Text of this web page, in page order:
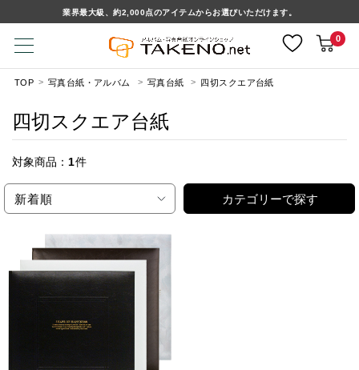
業界最大級、約2,000点のアイテムからお選びいただけます。
0
TOP 写真台紙・アルバム 写真台紙 四切スクエア台紙
四切スクエア台紙
対象商品： 1件
新着順 カテゴリーで探す